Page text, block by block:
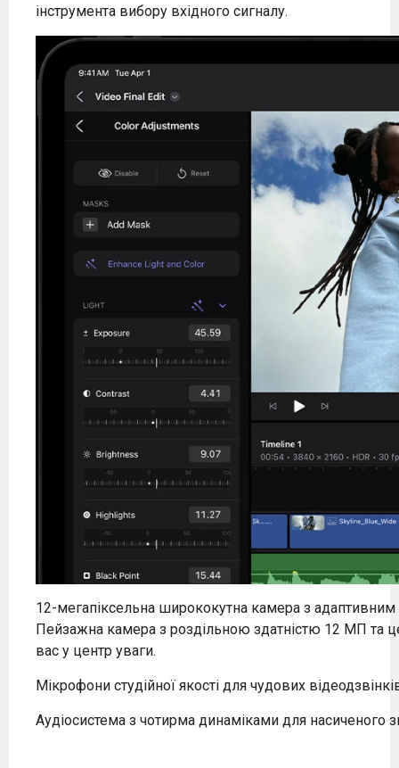
інструмента вибору вхідного сигналу.
12-мегапіксельна ширококутна камера з адаптивним
Пейзажна камера з роздільною здатністю 12 МП та
вас у центр уваги.
Мікрофони студійної якості для чудових
Аудіосистема з чотирма динаміками для насиченого